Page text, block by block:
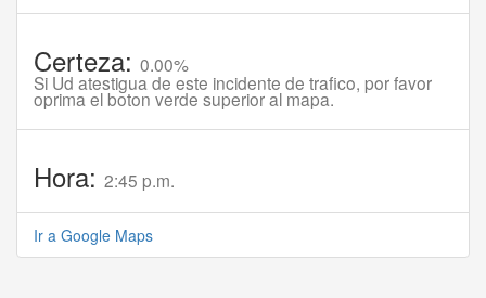
Certeza: 0.00%
Si Ud atestigua de este incidente de trafico, por favor
oprima el boton verde superior al mapa.
Hora: 2:45 p.m.
Ir a Google Maps